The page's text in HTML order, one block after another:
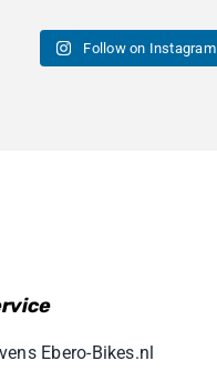
Follow on Instagram
Ebero-Bikes.nl